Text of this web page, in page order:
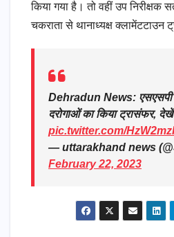
किया गया है। तो वहीं उप निरीक्षक
चकराता से थानाध्यक्ष क्लामेंटटाउन
Dehradun News: एसएसपी
दरोगाओं का किया ट्रासंफर,
pic.twitter.com/
— uttarakhand news
February 22, 2023